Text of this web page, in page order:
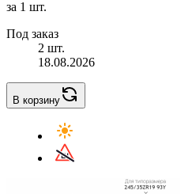
за 1 шт.
Под заказ
2 шт.
18.08.2026
В корзину